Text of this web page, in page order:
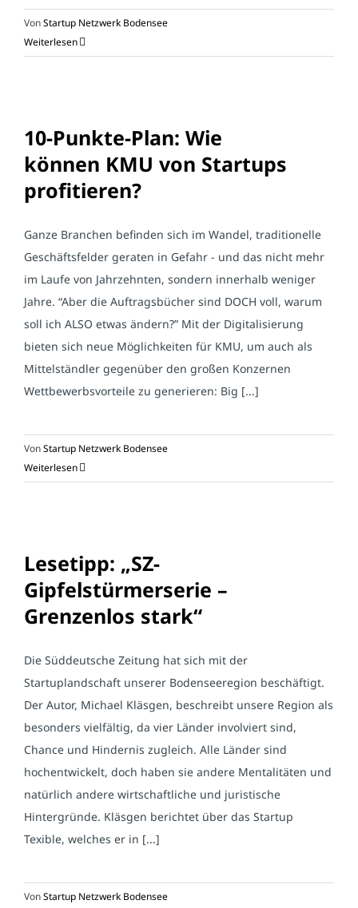
VonStartup Netzwerk Bodensee
Weiterlesen
10-Punkte-Plan: Wie
können KMU von Startups
profitieren?
Ganze Branchen befinden sich im Wandel, traditionelle
Geschäftsfelder geraten in Gefahr - und das nicht mehr
im Laufe von Jahrzehnten, sondern innerhalb weniger
Jahre. “Aber die Auftragsbücher sind DOCH voll, warum
soll ich ALSO etwas ändern?” Mit der Digitalisierung
bieten sich neue Möglichkeiten für KMU, um auch als
Mittelständler gegenüber den großen Konzernen
Wettbewerbsvorteile zu generieren: Big [...]
VonStartup Netzwerk Bodensee
Weiterlesen
Lesetipp: „SZ-
Gipfelstürmerserie –
Grenzenlos stark“
Die Süddeutsche Zeitung hat sich mit der
Startuplandschaft unserer Bodenseeregion beschäftigt.
Der Autor, Michael Kläsgen, beschreibt unsere Region als
besonders vielfältig, da vier Länder involviert sind,
Chance und Hindernis zugleich. Alle Länder sind
hochentwickelt, doch haben sie andere Mentalitäten und
natürlich andere wirtschaftliche und juristische
Hintergründe. Kläsgen berichtet über das Startup
Texible, welches er in [...]
VonStartup Netzwerk Bodensee